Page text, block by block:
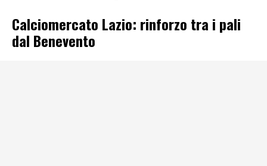
Calciomercato Lazio: rinforzo tra i pali
dal Benevento